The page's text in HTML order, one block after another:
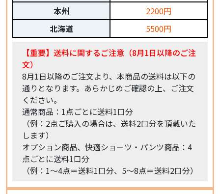
本州
北海道
2200円
5500円
【重要】送料に関するご注意（8月1日以降のご注
文）
8月1日以降のご注文より、本商品の送料は以下の
通りとなります。あらかじめご確認の上、ご注文
ください。
通常商品：1点ごとに送料1口分
（例：2点ご購入の場合は、送料2口分を頂戴いた
します）
オプション商品、快適ショーツ・パンツ商品：4
点ごとに送料1口分
（例：1〜4点＝送料1口分、5〜8点＝送料2口分）